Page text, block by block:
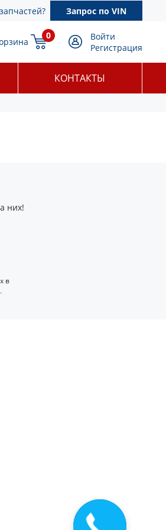
Запрос по VIN
0
Войти
Регистрация
КОНТАКТЫ
них!
в
.
Закажите